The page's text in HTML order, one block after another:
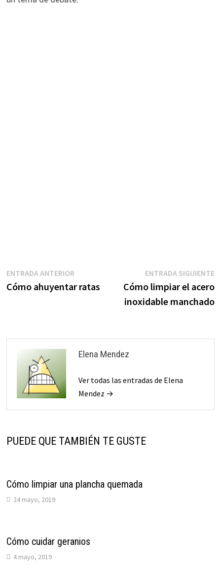
Navegación
de
ENTRADA ANTERIOREntrada
anterior:
Cómo ahuyentar ratas
ENTRADA SIGUIENTE
Cómo limpiar el acero
inoxidable manchado
Elena Mendez
Ver todas las entradas de Elena
Mendez →
PUEDE QUE TAMBIÉN TE GUSTE
Cómo limpiar una plancha quemada
24 mayo, 2019
Cómo cuidar geranios
4 mayo, 2019